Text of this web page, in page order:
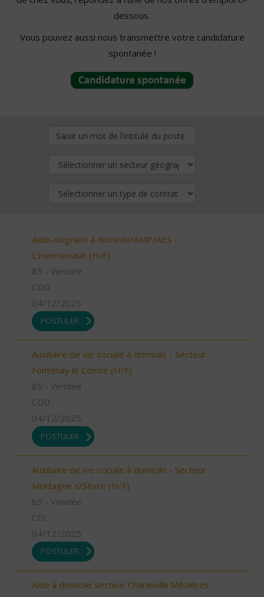
dessous.
Vous pouvez aussi nous transmettre votre candidature
spontanée !
Aide-soignant à domicile/AMP/AES -
L'Hermenault (H/F)
85 - Vendée
CDD
04/12/2025
POSTULER
Auxiliaire de vie sociale à domicile - Secteur
Fontenay le Comte (H/F)
85 - Vendée
CDD
04/12/2025
POSTULER
Auxiliaire de vie sociale à domicile - Secteur
Mortagne s/Sèvre (H/F)
85 - Vendée
CDI
04/12/2025
POSTULER
Aide à domicile secteur Charleville Mézières